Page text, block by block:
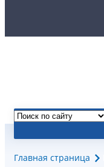
Главная страница